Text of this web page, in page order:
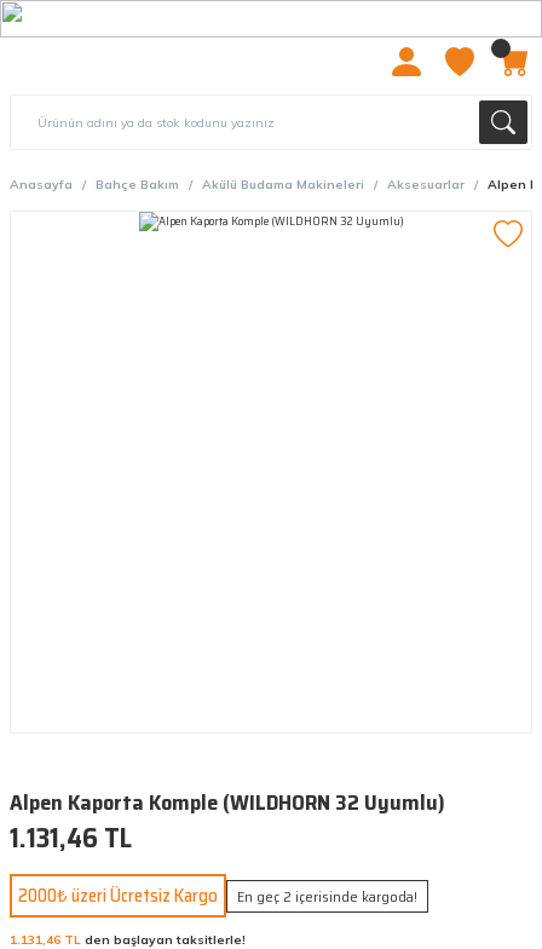
Anasayfa Bahçe Bakım Akülü Budama Makineleri Aksesuarlar Alpen
Alpen Kaporta Komple (WILDHORN 32 Uyumlu)
1.131,46 TL
2000₺ üzeri Ücretsiz Kargo En geç 2 içerisinde kargoda!
1.131,46 TL den başlayan taksitlerle!